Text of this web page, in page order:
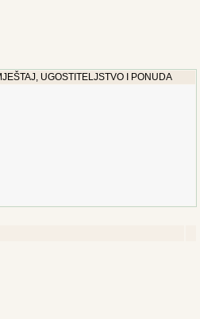
UGOSTITELJSTVO I PONUDA